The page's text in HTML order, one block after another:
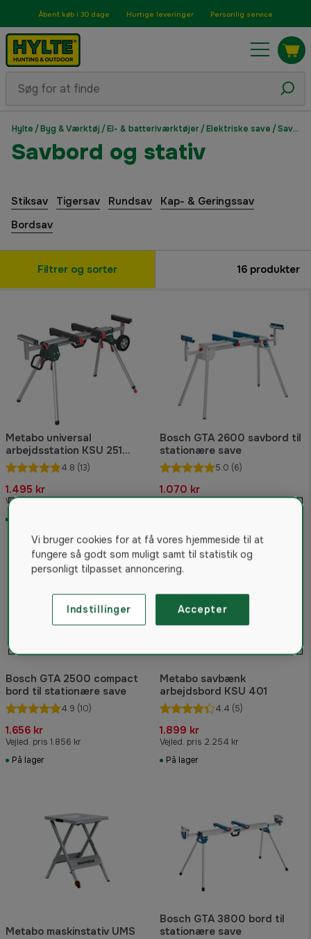
Åbent køb i 30 dage Hurtige leveringer Personlig service
Hylte /Byg & Værktøj /El- & batteriværktøjer/Elektriske save / Savbord og stativ
Savbord og stativ
Stiksav Tigersav Rundsav
Kap- & Geringssav
Bordsav
Filtrer og sorter 16 produkter
Metabo universal
arbejdsstation KSU 251
tilkap-/geringssave
4.8 (13)
1.495 kr
Vejled. pris 1.657 kr
Bosch GTA 2600 savbord til
stationære save
5.0 (6)
1.070 kr
Vejled. pris 1.458 kr
Bosch GTA 2500 compact
bord til stationære save
4.9 (10)
1.656 kr
Vejled. pris 1.856 kr
På lager
Metabo savbænk
arbejdsbord KSU 401
4.4 (5)
1.899 kr
Vejled. pris 2.254 kr
På lager
Metabo maskinstativ UMS
Bosch GTA 3800 bord til
stationære save
Vi bruger cookies for at få vores hjemmeside til at
fungere så godt som muligt samt til statistik og
personligt tilpasset annoncering.
Indstillinger Accepter